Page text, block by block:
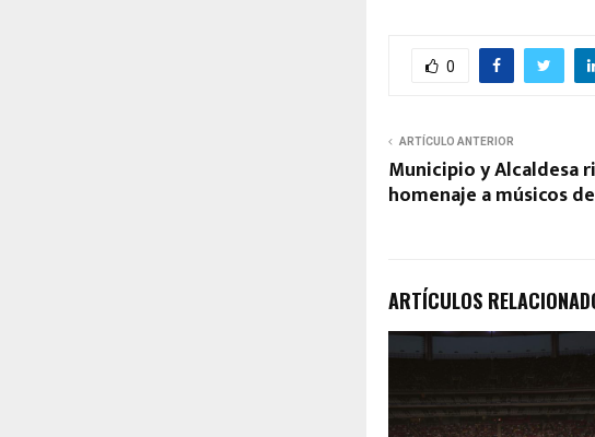
0
ARTÍCULO ANTERIOR
Municipio y Alcaldesa
homenaje a músicos
ARTÍCULOS